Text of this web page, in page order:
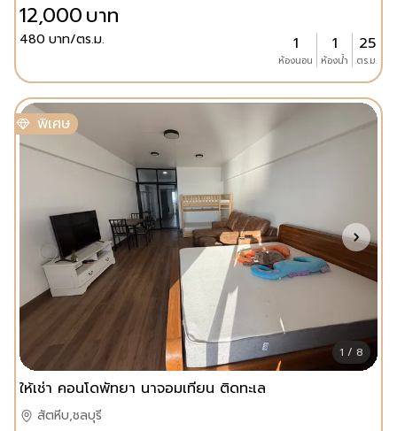
12,000บาท
480 บาท/ตร.ม. 1
ห้องนอน
1
ห้องน้ำ
25
ตร.ม.
พิเศษ
1 / 8
ให้เช่า คอนโดพัทยา นาจอมเทียน ติดทะเล
สัตหีบ,ชลบุรี